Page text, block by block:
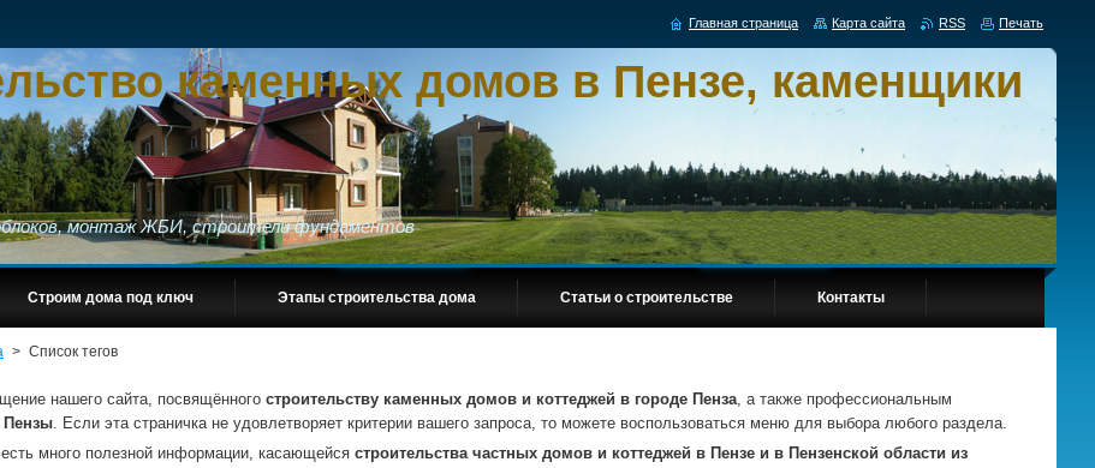
каменных домов в Пензе, каменщики
монтаж ЖБИ, строители фундаментов
Строим дома под ключ Этапы строительства дома Статьи о строительстве Контакты
> Список тегов
нашего сайта, посвящённого строительству каменных домов и коттеджей в городе Пенза, а также профессиональным
Пензы. Если эта страничка не удовлетворяет критерии вашего запроса, то можете воспользоваться меню для выбора любого раздела.
много полезной информации, касающейся строительства частных домов и коттеджей в Пензе и в Пензенской области из
Главная страница Карта сайта RSS Печать